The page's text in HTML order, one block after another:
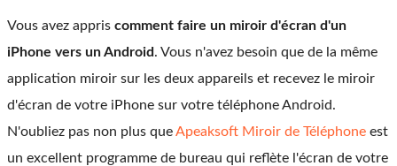
Vous avez appris comment faire un miroir d'écran d'un
iPhone vers un Android. Vous n'avez besoin que de la même
application miroir sur les deux appareils et recevez le miroir
d'écran de votre iPhone sur votre téléphone Android.
N'oubliez pas non plus queApeaksoft Miroir de Téléphone est
un excellent programme de bureau qui reflète l'écran de votre